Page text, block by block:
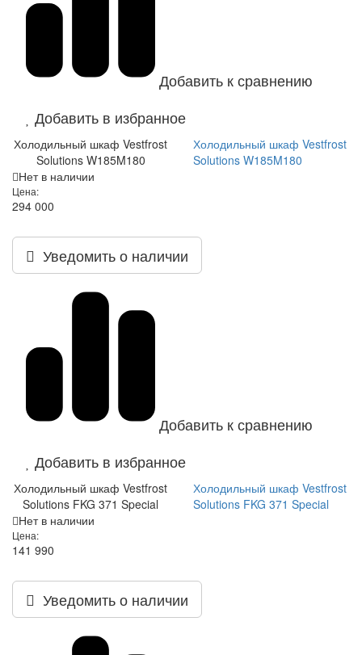
Добавить к сравнению
Добавить в избранное
Холодильный шкаф Vestfrost
Solutions W185M180
Холодильный шкаф Vestfrost
Solutions W185M180
Нет в наличии
Цена:
294 000
Уведомить о наличии
Добавить к сравнению
Добавить в избранное
Холодильный шкаф Vestfrost
Solutions FKG 371 Special
Холодильный шкаф Vestfrost
Solutions FKG 371 Special
Нет в наличии
Цена:
141 990
Уведомить о наличии